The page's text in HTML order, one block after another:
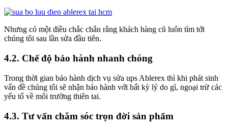
Nhưng có một điều chắc chắn rằng khách hàng cũ luôn tìm tới
chúng tôi sau lần sửa đầu tiên.
4.2. Chế độ bảo hành nhanh chóng
Trong thời gian bảo hành dịch vụ sửa ups Ablerex thì khi phát sinh
vấn đề chúng tôi sẽ nhận bảo hành với bất kỳ lý do gì, ngoại trừ các
yếu tố về môi trường thiên tai.
4.3. Tư vấn chăm sóc trọn đời sản phẩm